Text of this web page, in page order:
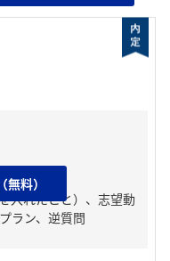
入れたこと）、志望動
ラン、逆質問
料）